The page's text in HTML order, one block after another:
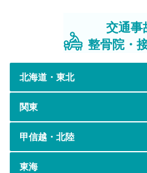
交通事
整骨院・
北海道・東北
関東
甲信越・北陸
東海